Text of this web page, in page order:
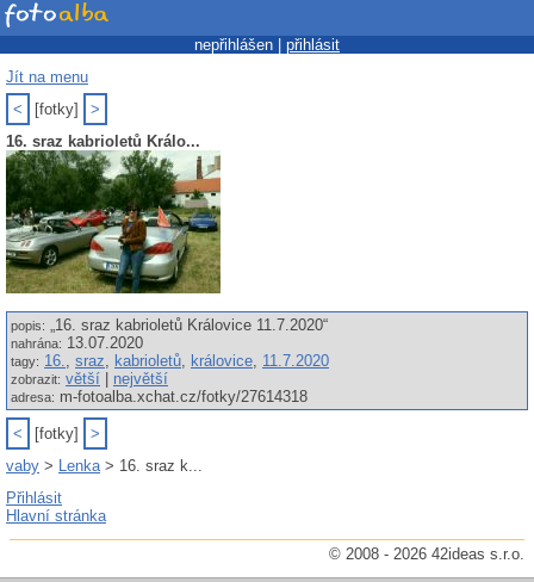
nepřihlášen | přihlásit
Jít na menu
<
[fotky]
>
16. sraz kabrioletů Králo...
popis: „16. sraz kabrioletů Královice 11.7.2020“
nahrána: 13.07.2020
tagy: 16., sraz, kabrioletů, královice, 11.7.2020
zobrazit: větší největší
adresa: m-fotoalba.xchat.cz/fotky/27614318
< [fotky]
>
vaby > Lenka> 16. sraz k...
Přihlásit
Hlavní stránka
© 2008 - 2026 42ideas s.r.o.